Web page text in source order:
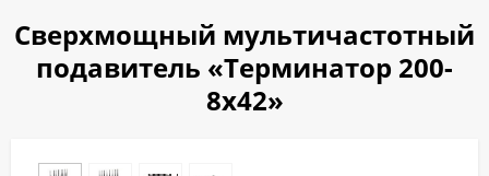
Сверхмощный мультичастотный
подавитель «Терминатор 200-
8х42»